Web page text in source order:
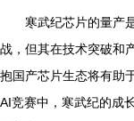
寒武纪芯片的量产
战，但其在技术突破和
抱国产芯片生态将有助
AI竞赛中，寒武纪的成